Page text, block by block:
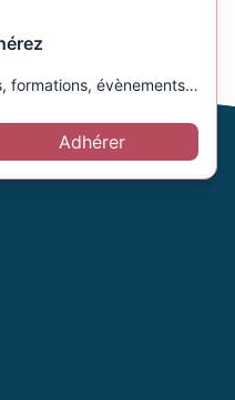
formations, évènements…
Adhérer